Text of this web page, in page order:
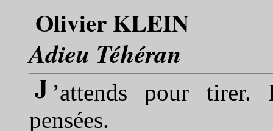
Olivier KLEIN
Adieu Téhéran
’attends pour tirer.
pensées.